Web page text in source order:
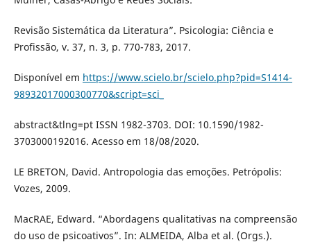
Revisão Sistemática da Literatura”. Psicologia: Ciência e
Profissão, v. 37, n. 3, p. 770-783, 2017.
Disponível em https://www.scielo.br/scielo.php?pid=S1414-
98932017000300770&script=sci_
abstract&tlng=pt ISSN 1982-3703. DOI: 10.1590/1982-
3703000192016. Acesso em 18/08/2020.
LE BRETON, David. Antropologia das emoções. Petrópolis:
Vozes, 2009.
MacRAE, Edward. “Abordagens qualitativas na compreensão
do uso de psicoativos”. In: ALMEIDA, Alba et al. (Orgs.).